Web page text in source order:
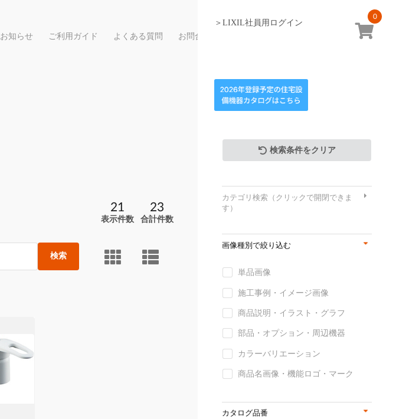
お知らせ ご利用ガイド よくある質問 お問合せ
21
表示件数
23
合計件数
検索
＞LIXIL社員用ログイン
0
検索条件をクリア
カテゴリ検索（クリックで開閉できま
す）
画像種別で絞り込む
単品画像
施工事例・イメージ画像
商品説明・イラスト・グラフ
部品・オプション・周辺機器
カラーバリエーション
商品名画像・機能ロゴ・マーク
カタログ品番